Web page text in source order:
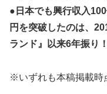
●日本でも興行収入
円を突破したのは、
ランド』以来6年振り！
※いずれも本稿掲載時